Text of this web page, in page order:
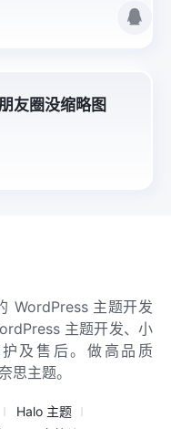
友圈没缩略图
WordPress 主题开发
主题开发、小
及售后。做高品质
主题。
Halo 主题